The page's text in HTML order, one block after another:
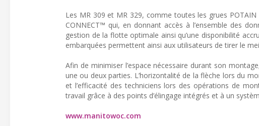
Les MR 309 et MR 329, comme toutes les grues
CONNECT™ qui, en donnant accès à l’ensemble des
gestion de la flotte optimale ainsi qu’une disponibilité
embarquées permettent ainsi aux utilisateurs de tirer le
Afin de minimiser l’espace nécessaire durant son
une ou deux parties. L’horizontalité de la flèche lors du
et l’efficacité des techniciens lors des opérations de
travail grâce à des points d’élingage intégrés et à un
www.manitowoc.com